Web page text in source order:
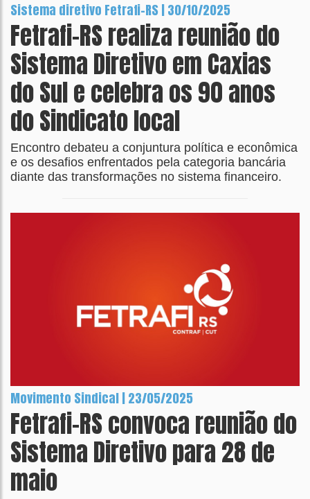
Sistema diretivo Fetrafi-RS | 30/10/2025
Fetrafi-RS realiza reunião do
Sistema Diretivo em Caxias
do Sul e celebra os 90 anos
do Sindicato local
Encontro debateu a conjuntura política e econômica
e os desafios enfrentados pela categoria bancária
diante das transformações no sistema financeiro.
Movimento Sindical | 23/05/2025
Fetrafi-RS convoca reunião do
Sistema Diretivo para 28 de
maio